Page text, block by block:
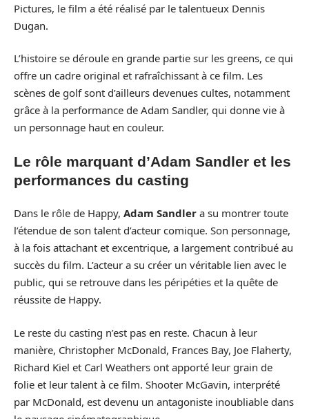
Pictures, le film a été réalisé par le talentueux Dennis
Dugan.
L’histoire se déroule en grande partie sur les greens, ce qui
offre un cadre original et rafraîchissant à ce film. Les
scènes de golf sont d’ailleurs devenues cultes, notamment
grâce à la performance de Adam Sandler, qui donne vie à
un personnage haut en couleur.
Le rôle marquant d’Adam Sandler et les
performances du casting
Dans le rôle de Happy, Adam Sandler a su montrer toute
l’étendue de son talent d’acteur comique. Son personnage,
à la fois attachant et excentrique, a largement contribué au
succès du film. L’acteur a su créer un véritable lien avec le
public, qui se retrouve dans les péripéties et la quête de
réussite de Happy.
Le reste du casting n’est pas en reste. Chacun à leur
manière, Christopher McDonald, Frances Bay, Joe Flaherty,
Richard Kiel et Carl Weathers ont apporté leur grain de
folie et leur talent à ce film. Shooter McGavin, interprété
par McDonald, est devenu un antagoniste inoubliable dans